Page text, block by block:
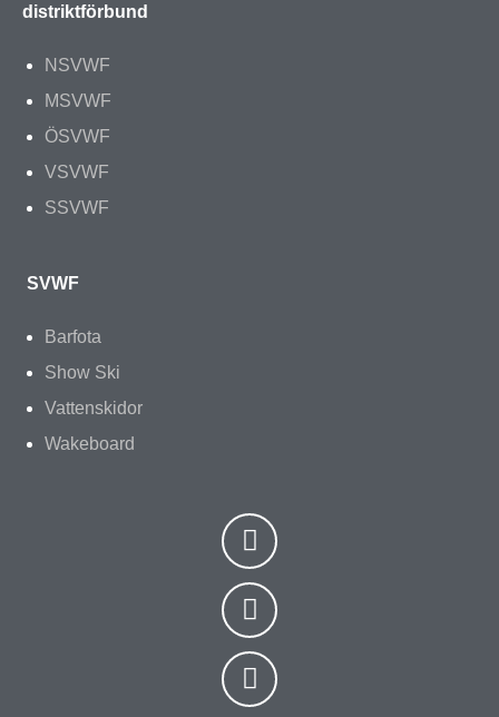
distriktförbund
NSVWF
MSVWF
ÖSVWF
VSVWF
SSVWF
SVWF
Barfota
Show Ski
Vattenskidor
Wakeboard